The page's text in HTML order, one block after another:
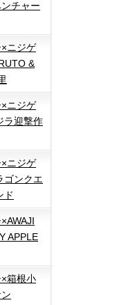
チャー
ニジゲ
&
ニジゲ
ラ迎撃作
ニジゲ
ゴンクエ
ド
APPLE
箱根小